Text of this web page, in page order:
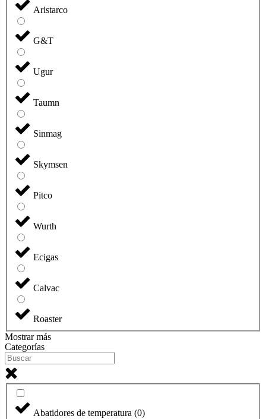
Aristarco
G&T
Ugur
Taumn
Sinmag
Skymsen
Pitco
Wurth
Ecigas
Calvac
Roaster
Mostrar más
Categorías
Abatidores de temperatura (0)